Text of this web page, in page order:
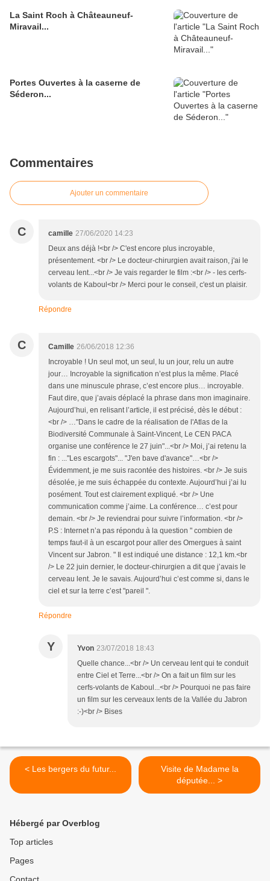
La Saint Roch à Châteauneuf-
Miravail...
Portes Ouvertes à la caserne de
Séderon...
Commentaires
Ajouter un commentaire
C camille 27/06/2020 14:23
Deux ans déjà !<br /> C'est encore plus incroyable,
présentement. <br /> Le docteur-chirurgien avait raison, j'ai le
cerveau lent...<br /> Je vais regarder le film :<br /> - les cerfs-
volants de Kaboul<br /> Merci pour le conseil, c'est un plaisir.
Répondre
C Camille 26/06/2018 12:36
Incroyable ! Un seul mot, un seul, lu un jour, relu un autre
jour… Incroyable la signification n’est plus la même. Placé
dans une minuscule phrase, c’est encore plus… incroyable.
Faut dire, que j’avais déplacé la phrase dans mon imaginaire.
Aujourd’hui, en relisant l’article, il est précisé, dès le début :
<br /> …"Dans le cadre de la réalisation de l'Atlas de la
Biodiversité Communale à Saint-Vincent, Le CEN PACA
organise une conférence le 27 juin"...<br /> Moi, j’ai retenu la
fin : ..."Les escargots"... "J'en bave d'avance"…<br />
Évidemment, je me suis racontée des histoires. <br /> Je suis
désolée, je me suis échappée du contexte. Aujourd’hui j’ai lu
posément. Tout est clairement expliqué. <br /> Une
communication comme j’aime. La conférence… c’est pour
demain. <br /> Je reviendrai pour suivre l’information. <br />
P.S : Internet n’a pas répondu à la question " combien de
temps faut-il à un escargot pour aller des Omergues à saint
Vincent sur Jabron. " Il est indiqué une distance : 12,1 km.<br
/> Le 22 juin dernier, le docteur-chirurgien a dit que j’avais le
cerveau lent. Je le savais. Aujourd’hui c’est comme si, dans le
ciel et sur la terre c’est "pareil ".
Répondre
Y Yvon 23/07/2018 18:43
Quelle chance...<br /> Un cerveau lent qui te conduit
entre Ciel et Terre...<br /> On a fait un film sur les
cerfs-volants de Kaboul...<br /> Pourquoi ne pas faire
un film sur les cerveaux lents de la Vallée du Jabron
:-)<br /> Bises
< Les bergers du futur...
Visite de Madame la
députée... >
Hébergé par Overblog
Top articles
Pages